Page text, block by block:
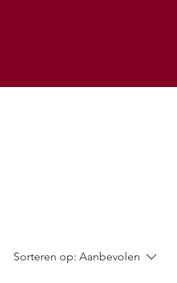
Sorteren op: Aanbevolen